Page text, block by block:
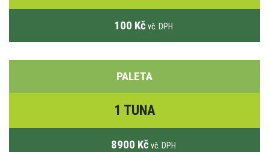
100 Kč vč. DPH
PALETA
1 TUNA
8900 Kč vč. DPH